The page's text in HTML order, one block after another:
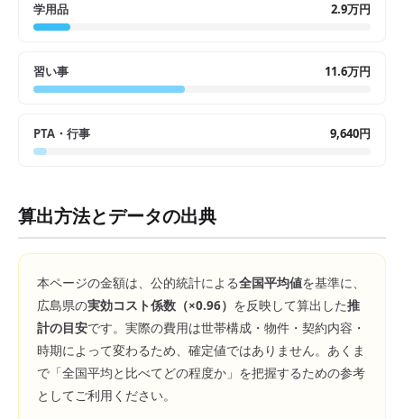
学用品 2.9万円
習い事 11.6万円
PTA・行事 9,640円
算出方法とデータの出典
本ページの金額は、公的統計による全国平均値を基準に、
広島県の実効コスト係数（×0.96） を反映して算出した推
計の目安です。実際の費用は世帯構成・物件・契約内容・
時期によって変わるため、確定値ではありません。あくま
で「全国平均と比べてどの程度か」を把握するための参考
としてご利用ください。